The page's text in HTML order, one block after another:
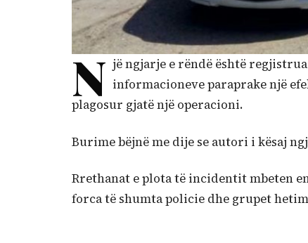
N jë ngjarje e rëndë është
informacioneve paraprake një
plagosur gjatë një operacioni.
Burime bëjnë me dije se autori i kësaj
Rrethanat e plota të incidentit mbeten
forca të shumta policie dhe grupet